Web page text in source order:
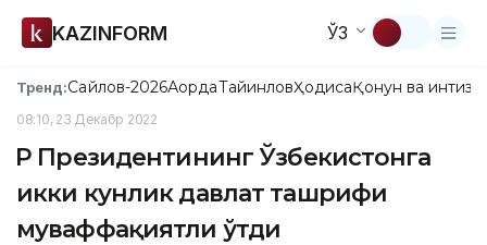
KAZINFORM ЎЗ
Тренд:Сайлов-2026АқордаТайинловҲодисаҚонун ва
08:10, 23 Декабр 2022
ҚР Президентининг Ўзбекистонга
икки кунлик давлат ташрифи
муваффақиятли ўтди